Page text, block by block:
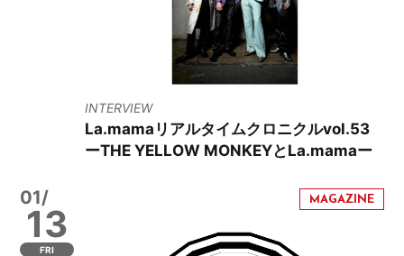
INTERVIEW
La.mamaリアルタイムクロニクルvol.53
ーTHE YELLOW MONKEYとLa.mamaー
01/
13
FRI